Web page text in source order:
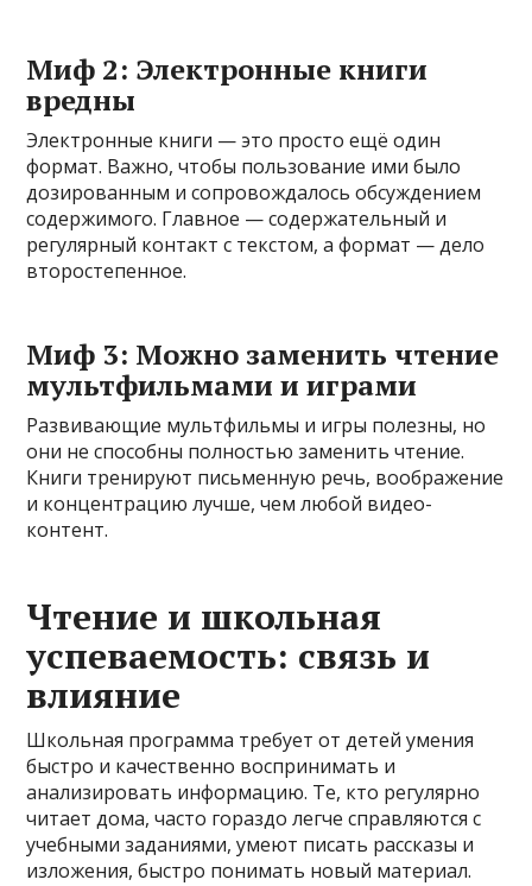
Миф 2: Электронные книги
вредны
Электронные книги — это просто ещё один
формат. Важно, чтобы пользование ими было
дозированным и сопровождалось обсуждением
содержимого. Главное — содержательный и
регулярный контакт с текстом, а формат — дело
второстепенное.
Миф 3: Можно заменить чтение
мультфильмами и играми
Развивающие мультфильмы и игры полезны, но
они не способны полностью заменить чтение.
Книги тренируют письменную речь, воображение
и концентрацию лучше, чем любой видео-
контент.
Чтение и школьная
успеваемость: связь и
влияние
Школьная программа требует от детей умения
быстро и качественно воспринимать и
анализировать информацию. Те, кто регулярно
читает дома, часто гораздо легче справляются с
учебными заданиями, умеют писать рассказы и
изложения, быстро понимать новый материал.